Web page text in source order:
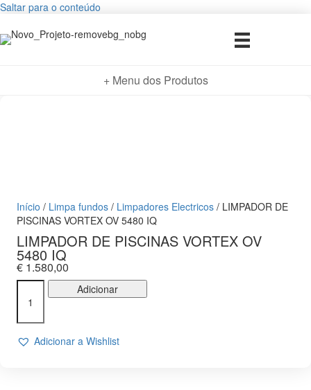
Saltar para o conteúdo
+ Menu dos Produtos
Início / Limpa fundos / Limpadores Electricos / LIMPADOR DE
PISCINAS VORTEX OV 5480 IQ
LIMPADOR DE PISCINAS VORTEX OV
5480 IQ
€ 1.580,00
Quantidade
DE
PISCINAS
Adicionar
Adicionar a Wishlist